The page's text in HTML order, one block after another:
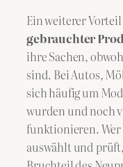
Ein weiterer
gebrauchter
ihre Sachen,
sind. Bei Autos,
sich häufig um
wurden und noch
funktionieren. Wer
auswählt und